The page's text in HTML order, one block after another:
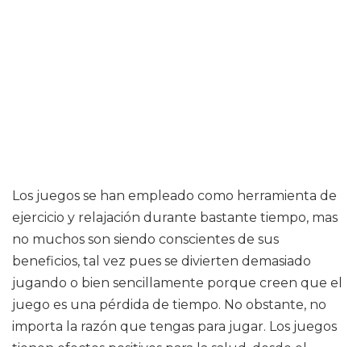
Los juegos se han empleado como herramienta de
ejercicio y relajación durante bastante tiempo, mas
no muchos son siendo conscientes de sus
beneficios, tal vez pues se divierten demasiado
jugando o bien sencillamente porque creen que el
juego es una pérdida de tiempo. No obstante, no
importa la razón que tengas para jugar. Los juegos